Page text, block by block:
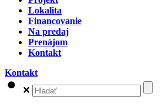
Lokalita
Financovanie
Na predaj
Prenájom
Kontakt
Kontakt
✕